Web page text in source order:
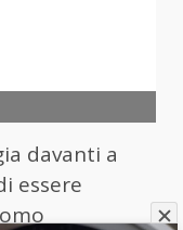
davanti a
essere